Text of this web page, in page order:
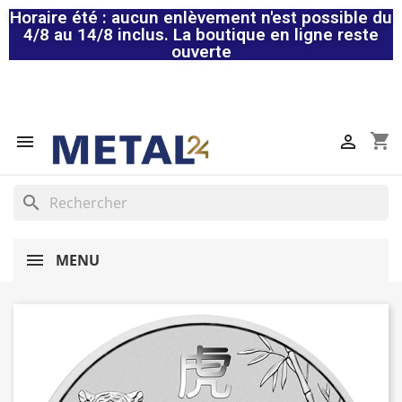
Horaire été : aucun enlèvement n'est possible du
4/8 au 14/8 inclus. La boutique en ligne reste
ouverte
 shopping_cart

search
MENU